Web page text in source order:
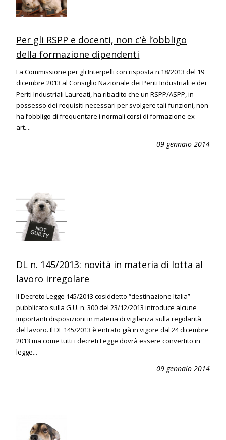
Per gli RSPP e docenti, non c’è l’obbligo
della formazione dipendenti
La Commissione per gli Interpelli con risposta n.18/2013 del 19
dicembre 2013 al Consiglio Nazionale dei Periti Industriali e dei
Periti Industriali Laureati, ha ribadito che un RSPP/ASPP, in
possesso dei requisiti necessari per svolgere tali funzioni, non
ha l’obbligo di frequentare i normali corsi di formazione ex
art....
09 gennaio 2014
DL n. 145/2013: novità in materia di lotta al
lavoro irregolare
Il Decreto Legge 145/2013 cosiddetto “destinazione Italia”
pubblicato sulla G.U. n. 300 del 23/12/2013 introduce alcune
importanti disposizioni in materia di vigilanza sulla regolarità
del lavoro. Il DL 145/2013 è entrato già in vigore dal 24 dicembre
2013 ma come tutti i decreti Legge dovrà essere convertito in
legge...
09 gennaio 2014